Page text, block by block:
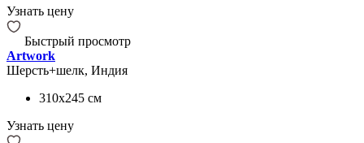
Узнать цену
Быстрый просмотр
Artwork
Шерсть+шелк, Индия
310x245 см
Узнать цену